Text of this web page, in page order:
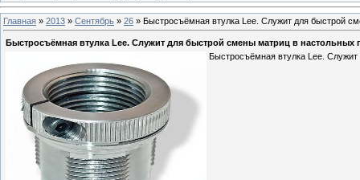
Главная » 2013 » Сентябрь » 26 » Быстросъёмная втулка Lee. Служит для быстрой
Быстросъёмная втулка Lee. Служит для быстрой смены матриц в настольных
Быстросъёмная втулка Lee.